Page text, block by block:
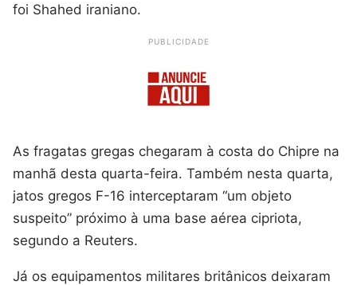
foi Shahed iraniano.
PUBLICIDADE
As fragatas gregas chegaram à costa do Chipre na
manhã desta quarta-feira. Também nesta quarta,
jatos gregos F-16 interceptaram “um objeto
suspeito” próximo à uma base aérea cipriota,
segundo a Reuters.
Já os equipamentos militares britânicos deixaram